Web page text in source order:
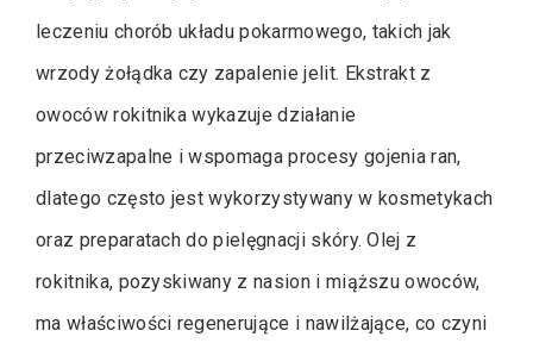
leczeniu chorób układu pokarmowego, takich jak
wrzody żołądka czy zapalenie jelit. Ekstrakt z
owoców rokitnika wykazuje działanie
przeciwzapalne i wspomaga procesy gojenia ran,
dlatego często jest wykorzystywany w kosmetykach
oraz preparatach do pielęgnacji skóry. Olej z
rokitnika, pozyskiwany z nasion i miąższu owoców,
ma właściwości regenerujące i nawilżające, co czyni